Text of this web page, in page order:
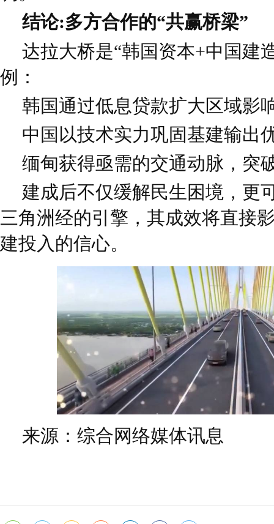
结论:多方合作的“共赢桥梁”
达拉大桥是“韩国资本+中国建
例：
韩国通过低息贷款扩大区域影
中国以技术实力巩固基建输出
缅甸获得亟需的交通动脉，突
建成后不仅缓解民生困境，更
三角洲经的引擎，其成效将直接
建投入的信心。
来源：综合网络媒体讯息